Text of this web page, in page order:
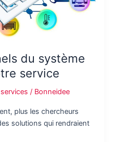
du système
service
services / Bonneidee
plus les chercheurs
solutions qui rendraient